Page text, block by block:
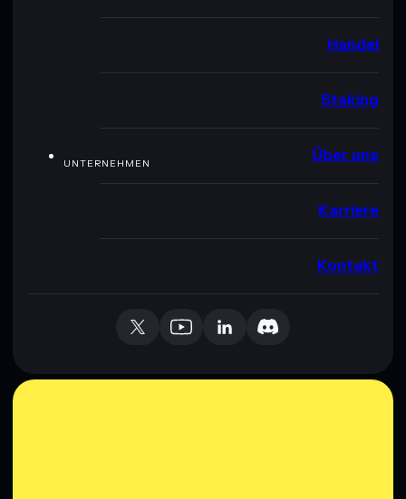
Handel
Staking
UNTERNEHMEN Über uns
Karriere
Kontakt